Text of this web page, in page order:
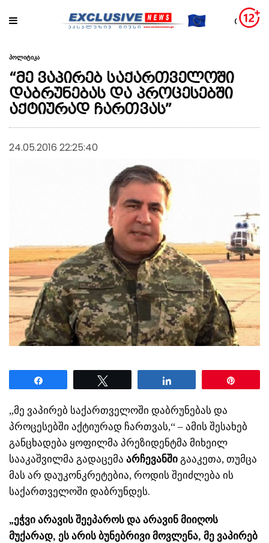
პოლიტიკა
“მე ვაპირებ საქართველოში
დაბრუნებას და პროცესებში
აქტიურად ჩართვას”
24.05.2016 22:25:40
„მე ვაპირებ საქართველოში დაბრუნებას და
პროცესებში აქტიურად ჩართვას,“ – ამის შესახებ
განცხადება ყოფილმა პრეზიდენტმა მიხეილ
სააკაშვილმა გადაცემა არჩევანში გააკეთა, თუმცა
მას არ დაუკონკრეტებია, როდის შეიძლება ის
საქართველოში დაბრუნდეს.
„ეჭვი არავის შეეპაროს და არავინ მიიღოს
მუქარად, ეს არის ბუნებრივი მოვლენა, მე ვაპირებ